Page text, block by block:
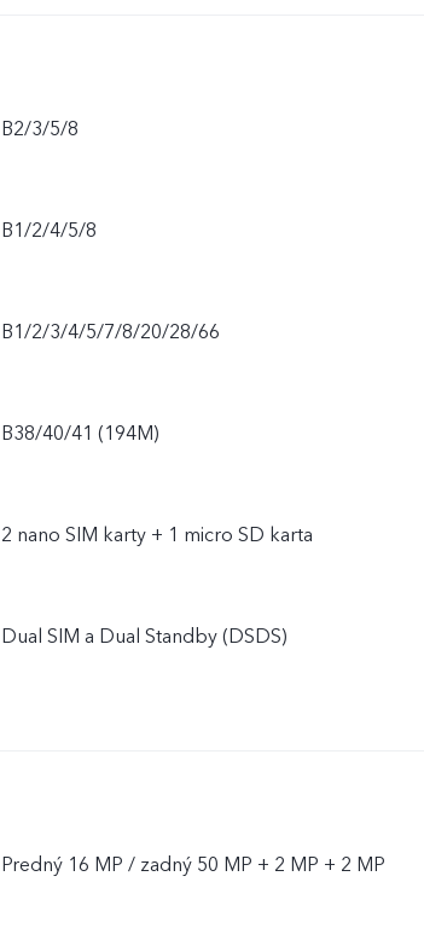
B2/3/5/8
B1/2/4/5/8
B1/2/3/4/5/7/8/20/28/66
B38/40/41 (194M)
2 nano SIM karty + 1 micro SD karta
Dual SIM a Dual Standby (DSDS)
Predný 16 MP / zadný 50 MP + 2 MP + 2 MP